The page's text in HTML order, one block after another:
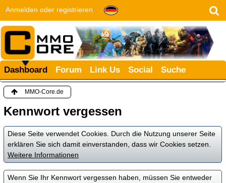
Anmelden oder registrieren
Dashboard Forum Link Us Social Suche
MMO-Core.de
Kennwort vergessen
Diese Seite verwendet Cookies. Durch die Nutzung unserer Seite
erklären Sie sich damit einverstanden, dass wir Cookies setzen.
Weitere Informationen
Wenn Sie Ihr Kennwort vergessen haben, müssen Sie entweder